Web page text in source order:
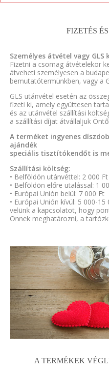
FIZETÉS
Személyes átvétel vagy GLS
Fizetni a csomag átvételekor
átveheti személyesen a
bemutatótermünkben, vagy a
GLS utánvétel esetén az
fizeti ki, amely együttesen
és az utánvétel szállítási
a szállítási díjat átvállaljuk
A terméket ingyenes
ajándék
speciális tisztítókendőt is
Szállítási költség:
• Belföldön utánvéttel: 2 000 Ft
• Belföldön előre utalással: 1
• Európai Unión belül: 7 000 Ft
• Európai Unión kívül: 5 000-
velünk a kapcsolatot, hogy
Önnek meghatározni, a
A TERMÉKEK